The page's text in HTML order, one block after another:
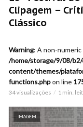
Clipagem –
Clássico
Warning: A non-
/home/storage/9/08/b2/
content/themes/
functions.phpon line
34 visualizações 1 min.
IMAGEM